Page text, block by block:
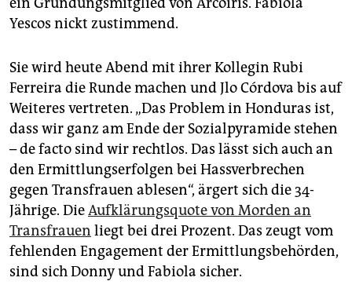
Yescos nickt zustimmend.
Sie wird heute Abend mit ihrer Kollegin Rubi
Ferreira die Runde machen und Jlo Córdova bis auf
Weiteres vertreten. „Das Problem in Honduras ist,
dass wir ganz am Ende der Sozialpyramide stehen
– de facto sind wir rechtlos. Das lässt sich auch an
den Ermittlungserfolgen bei Hassverbrechen
gegen Transfrauen ablesen“, ärgert sich die 34-
Jährige. DieAufklärungsquote von Morden an
Transfrauen liegt bei drei Prozent. Das zeugt vom
fehlenden Engagement der Ermittlungsbehörden,
sind sich Donny und Fabiola sicher.